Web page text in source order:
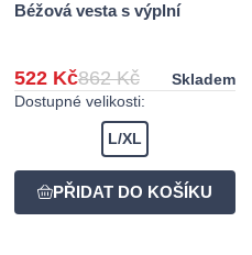
Béžová vesta s výplní
522 Kč862 Kč
Skladem
Dostupné velikosti:
L/XL